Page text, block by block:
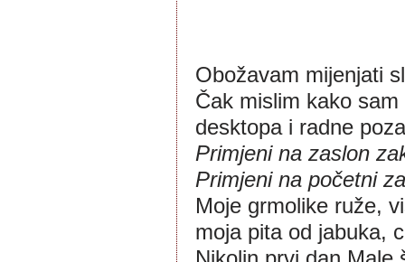
Obožavam mijenjati
Čak mislim kako
desktopa i radne
Primjeni na zaslon
Primjeni na početni
Moje grmolike ruže,
moja pita od jabuka,